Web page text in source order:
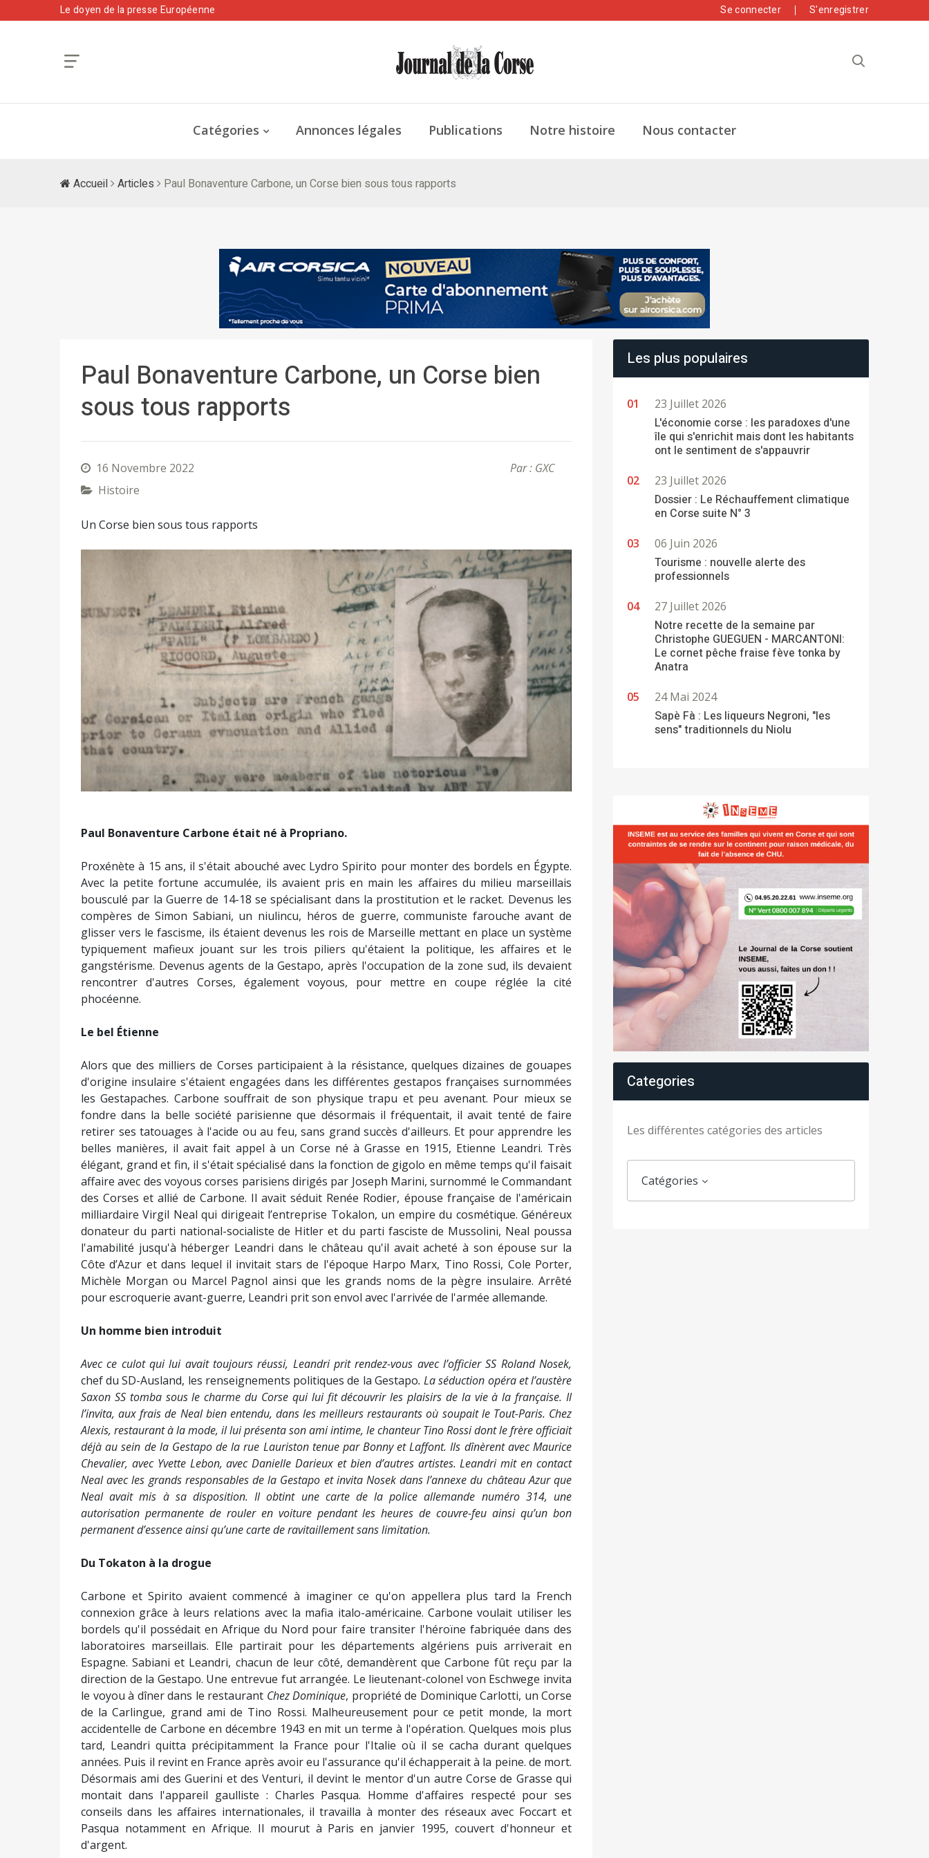
Le doyen de la presse Européenne Se connecter S'enregistrer
Catégories Annonces légales Publications Notre histoire Nous contacter
Accueil Articles Paul Bonaventure Carbone, un Corse bien sous tous rapports
Paul Bonaventure Carbone, un Corse bien
sous tous rapports
16 Novembre 2022
Par : GXC
Histoire
Un Corse bien sous tous rapports
Paul Bonaventure Carbone était né à Propriano.
Proxénète à 15 ans, il s'était abouché avec Lydro Spirito pour monter des bordels en Égypte.
Avec la petite fortune accumulée, ils avaient pris en main les affaires du milieu marseillais
bousculé par la Guerre de 14-18 se spécialisant dans la prostitution et le racket. Devenus les
compères de Simon Sabiani, un niulincu, héros de guerre, communiste farouche avant de
glisser vers le fascisme, ils étaient devenus les rois de Marseille mettant en place un système
typiquement mafieux jouant sur les trois piliers qu'étaient la politique, les affaires et le
gangstérisme. Devenus agents de la Gestapo, après l'occupation de la zone sud, ils devaient
rencontrer d'autres Corses, également voyous, pour mettre en coupe réglée la cité
phocéenne.
Le bel Étienne
Alors que des milliers de Corses participaient à la résistance, quelques dizaines de gouapes
d'origine insulaire s'étaient engagées dans les différentes gestapos françaises surnommées
les Gestapaches. Carbone souffrait de son physique trapu et peu avenant. Pour mieux se
fondre dans la belle société parisienne que désormais il fréquentait, il avait tenté de faire
retirer ses tatouages à l'acide ou au feu, sans grand succès d'ailleurs. Et pour apprendre les
belles manières, il avait fait appel à un Corse né à Grasse en 1915, Etienne Leandri. Très
élégant, grand et fin, il s'était spécialisé dans la fonction de gigolo en même temps qu'il faisait
affaire avec des voyous corses parisiens dirigés par Joseph Marini, surnommé le Commandant
des Corses et allié de Carbone. Il avait séduit Renée Rodier, épouse française de l'américain
milliardaire Virgil Neal qui dirigeait l’entreprise Tokalon, un empire du cosmétique. Généreux
donateur du parti national-socialiste de Hitler et du parti fasciste de Mussolini, Neal poussa
l'amabilité jusqu'à héberger Leandri dans le château qu'il avait acheté à son épouse sur la
Côte d’Azur et dans lequel il invitait stars de l'époque Harpo Marx, Tino Rossi, Cole Porter,
Michèle Morgan ou Marcel Pagnol ainsi que les grands noms de la pègre insulaire. Arrêté
pour escroquerie avant-guerre, Leandri prit son envol avec l'arrivée de l'armée allemande.
Un homme bien introduit
Avec ce culot qui lui avait toujours réussi, Leandri prit rendez-vous avec l’officier SS Roland Nosek,
chef du SD-Ausland, les renseignements politiques de la Gestapo. La séduction opéra et l’austère
Saxon SS tomba sous le charme du Corse qui lui fit découvrir les plaisirs de la vie à la française. Il
l’invita, aux frais de Neal bien entendu, dans les meilleurs restaurants où soupait le Tout-Paris. Chez
Alexis, restaurant à la mode, il lui présenta son ami intime, le chanteur Tino Rossi dont le frère officiait
déjà au sein de la Gestapo de la rue Lauriston tenue par Bonny et Laffont. Ils dînèrent avec Maurice
Chevalier, avec Yvette Lebon, avec Danielle Darieux et bien d’autres artistes. Leandri mit en contact
Neal avec les grands responsables de la Gestapo et invita Nosek dans l’annexe du château Azur que
Neal avait mis à sa disposition. Il obtint une carte de la police allemande numéro 314, une
autorisation permanente de rouler en voiture pendant les heures de couvre-feu ainsi qu’un bon
permanent d’essence ainsi qu’une carte de ravitaillement sans limitation.
Du Tokaton à la drogue
Carbone et Spirito avaient commencé à imaginer ce qu'on appellera plus tard la French
connexion grâce à leurs relations avec la mafia italo-américaine. Carbone voulait utiliser les
bordels qu'il possédait en Afrique du Nord pour faire transiter l'héroïne fabriquée dans des
laboratoires marseillais. Elle partirait pour les départements algériens puis arriverait en
Espagne. Sabiani et Leandri, chacun de leur côté, demandèrent que Carbone fût reçu par la
direction de la Gestapo. Une entrevue fut arrangée. Le lieutenant-colonel von Eschwege invita
le voyou à dîner dans le restaurant Chez Dominique, propriété de Dominique Carlotti, un Corse
de la Carlingue, grand ami de Tino Rossi. Malheureusement pour ce petit monde, la mort
accidentelle de Carbone en décembre 1943 en mit un terme à l'opération. Quelques mois plus
tard, Leandri quitta précipitamment la France pour l'Italie où il se cacha durant quelques
années. Puis il revint en France après avoir eu l'assurance qu'il échapperait à la peine. de mort.
Désormais ami des Guerini et des Venturi, il devint le mentor d'un autre Corse de Grasse qui
montait dans l'appareil gaulliste : Charles Pasqua. Homme d'affaires respecté pour ses
conseils dans les affaires internationales, il travailla à monter des réseaux avec Foccart et
Pasqua notamment en Afrique. Il mourut à Paris en janvier 1995, couvert d'honneur et
d'argent.
Les plus populaires
23 Juillet 2026
L'économie corse : les paradoxes d'une
île qui s'enrichit mais dont les habitants
ont le sentiment de s'appauvrir
23 Juillet 2026
Dossier : Le Réchauffement climatique
en Corse suite N° 3
06 Juin 2026
Tourisme : nouvelle alerte des
professionnels
27 Juillet 2026
Notre recette de la semaine par
Christophe GUEGUEN - MARCANTONI:
Le cornet pêche fraise fève tonka by
Anatra
24 Mai 2024
Sapè Fà : Les liqueurs Negroni, "les
sens" traditionnels du Niolu
Categories
Les différentes catégories des articles
Catégories